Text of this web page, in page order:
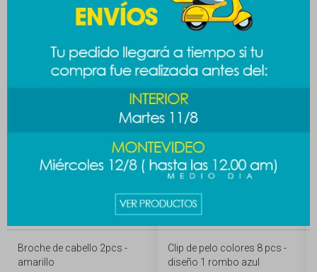
Productos que te pueden interesar
Broche de cabello 2pcs -
amarillo
Clip de pelo colores 8 pcs -
diseño 1 rombo azul